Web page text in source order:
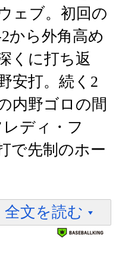
ェブ。初回の
から外角高め
くに打ち返
安打。続く2
内野ゴロの間
ディ・フ
で先制のホー
全文を読む